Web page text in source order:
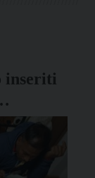
inseriti